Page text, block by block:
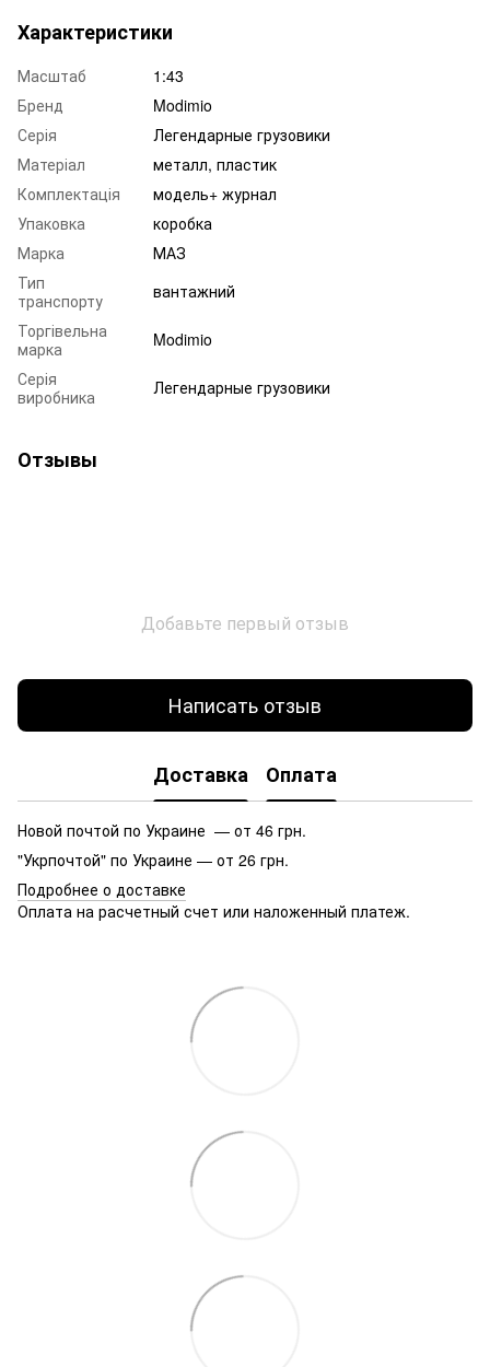
Характеристики
Масштаб
1:43
Бренд
Modimio
Серія
Легендарные грузовики
Матеріал
металл, пластик
Комплектація
модель+ журнал
Упаковка
коробка
Марка
МАЗ
Тип
транспорту
вантажний
Торгівельна
марка
Modimio
Серія
виробника
Легендарные грузовики
Отзывы
Добавьте первый отзыв
Написать отзыв
Доставка Оплата
Новой почтой по Украине — от 46 грн.
"Укрпочтой" по Украине — от 26 грн.
Подробнее о доставке
Оплата на расчетный счет или наложенный платеж.